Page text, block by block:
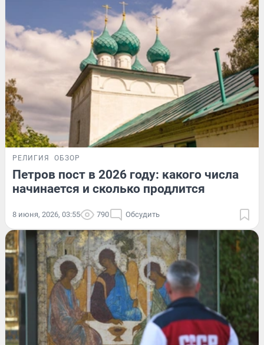
РЕЛИГИЯ ОБЗОР
Петров пост в 2026 году: какого числа
начинается и сколько продлится
8 июня, 2026, 03:55 790 Обсудить